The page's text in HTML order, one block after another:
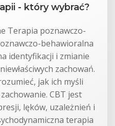
- który wybrać?
Terapia poznawczo-
behawioralna
identyfikacji i zmianie
zachowań.
jak ich myśli
CBT jest
lęków, uzależnień i
terapia